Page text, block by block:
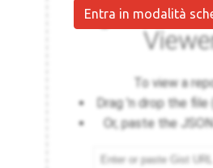
Entra in modalità